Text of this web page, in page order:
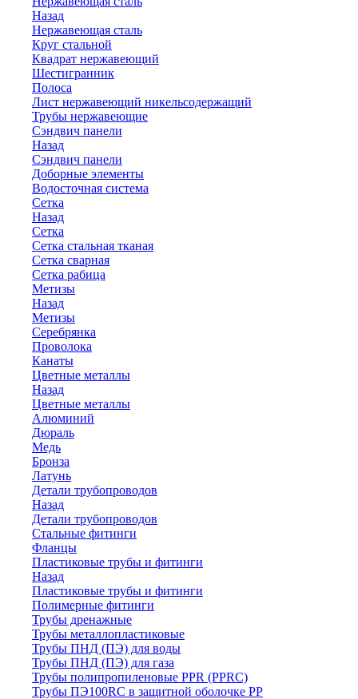
Назад
Нержавеющая сталь
Круг стальной
Квадрат нержавеющий
Шестигранник
Полоса
Лист нержавеющий никельсодержащий
Трубы нержавеющие
Сэндвич панели
Назад
Сэндвич панели
Доборные элементы
Водосточная система
Сетка
Назад
Сетка
Сетка стальная тканая
Сетка сварная
Сетка рабица
Метизы
Назад
Метизы
Серебрянка
Проволока
Канаты
Цветные металлы
Назад
Цветные металлы
Алюминий
Дюраль
Медь
Бронза
Латунь
Детали трубопроводов
Назад
Детали трубопроводов
Стальные фитинги
Фланцы
Пластиковые трубы и фитинги
Назад
Пластиковые трубы и фитинги
Полимерные фитинги
Трубы дренажные
Трубы металлопластиковые
Трубы ПНД (ПЭ) для воды
Трубы ПНД (ПЭ) для газа
Трубы полипропиленовые PPR (PPRC)
Трубы ПЭ100RC в защитной оболочке PP